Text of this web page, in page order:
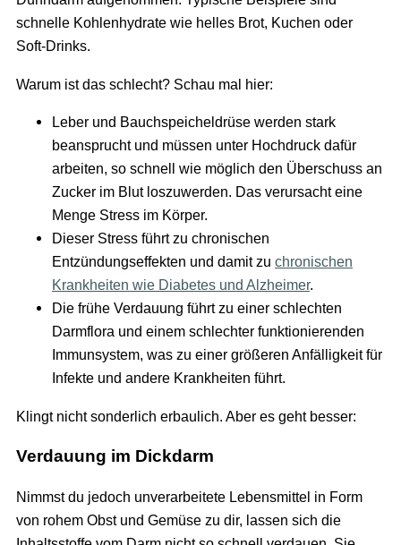
schnelle Kohlenhydrate wie helles Brot, Kuchen oder
Soft-Drinks.
Warum ist das schlecht? Schau mal hier:
Leber und Bauchspeicheldrüse werden stark
beansprucht und müssen unter Hochdruck dafür
arbeiten, so schnell wie möglich den Überschuss an
Zucker im Blut loszuwerden. Das verursacht eine
Menge Stress im Körper.
Dieser Stress führt zu chronischen
Entzündungseffekten und damit zu chronischen
Krankheiten wie Diabetes und Alzheimer.
Die frühe Verdauung führt zu einer schlechten
Darmflora und einem schlechter funktionierenden
Immunsystem, was zu einer größeren Anfälligkeit für
Infekte und andere Krankheiten führt.
Klingt nicht sonderlich erbaulich. Aber es geht besser:
Verdauung im Dickdarm
Nimmst du jedoch unverarbeitete Lebensmittel in Form
von rohem Obst und Gemüse zu dir, lassen sich die